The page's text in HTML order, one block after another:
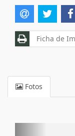
Ficha de
Fotos